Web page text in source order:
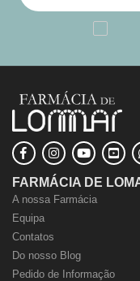
FARMÁCIA DE
A nossa Farmácia
Equipa
Contatos
Do nosso Blog
Pedido de Informação